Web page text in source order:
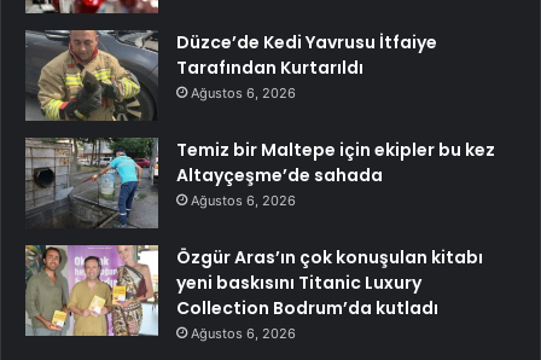
Düzce’de Kedi Yavrusu İtfaiye
Tarafından Kurtarıldı
Ağustos 6, 2026
Temiz bir Maltepe için ekipler bu kez
Altayçeşme’de sahada
Ağustos 6, 2026
Özgür Aras’ın çok konuşulan kitabı
yeni baskısını Titanic Luxury
Collection Bodrum’da kutladı
Ağustos 6, 2026